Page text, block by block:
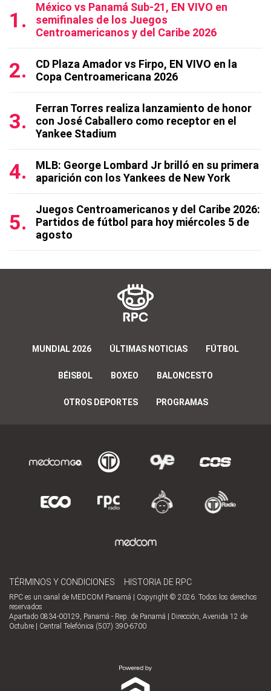
México vs Panamá Sub-21, EN VIVO en
semifinales de los Juegos
Centroamericanos y del Caribe 2026
CD Plaza Amador vs Firpo, EN VIVO en la
Copa Centroamericana 2026
Ferran Torres realiza lanzamiento de honor
con José Caballero como receptor en el
Yankee Stadium
MLB: George Lombard Jr brilló en su primera
aparición con los Yankees de New York
Juegos Centroamericanos y del Caribe 2026:
Partidos de fútbol para hoy miércoles 5 de
agosto
MUNDIAL 2026 ÚLTIMAS NOTICIAS FÚTBOL
BÉISBOL BOXEO BALONCESTO
OTROS DEPORTES PROGRAMAS
TÉRMINOS Y CONDICIONES HISTORIA DE RPC
RPC es un canal de MEDCOM Panamá | Copyright © 2026. Todos los derechos
reservados
Apartado 0834-00129, Panamá - Rep. de Panamá | Dirección, Avenida 12 de
Octubre | Central Telefónica (507) 390-6700